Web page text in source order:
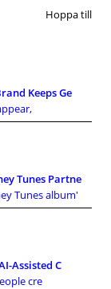
Hoppa till
Keeps Ge
Tunes Partne
Tunes album'
Assisted C
cre